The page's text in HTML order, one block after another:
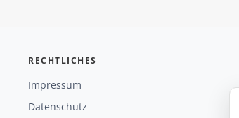
RECHTLICHES
Impressum
Datenschutz